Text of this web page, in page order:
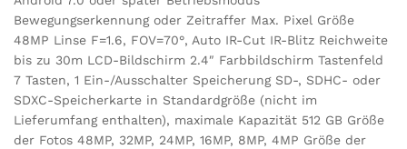
Bewegungserkennung oder Zeitraffer Max. Pixel Größe
48MP Linse F=1.6, FOV=70°, Auto IR-Cut IR-Blitz Reichweite
bis zu 30m LCD-Bildschirm 2.4″ Farbbildschirm Tastenfeld
7 Tasten, 1 Ein-/Ausschalter Speicherung SD-, SDHC- oder
SDXC-Speicherkarte in Standardgröße (nicht im
Lieferumfang enthalten), maximale Kapazität 512 GB Größe
der Fotos 48MP, 32MP, 24MP, 16MP, 8MP, 4MP Größe der